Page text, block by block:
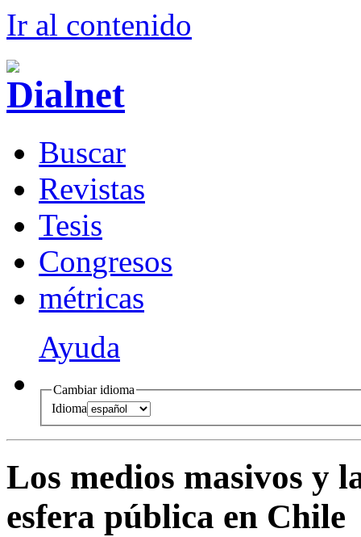
Ir al contenido
Buscar
Revistas
Tesis
Congresos
métricas
Ayuda
Cambiar idioma
Idioma
Los medios masivos y
esfera pública en Chile